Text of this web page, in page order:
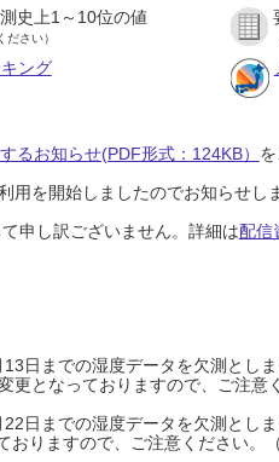
史上1～10位の値
ださい）
ング
るお知らせ(PDF形式：124KB）
用を開始しましたのでお知らせし
申し訳ございません。詳細は配信
日までの湿度データを欠測とし
となっておりますので、ご注意
日までの湿度データを欠測とし
おりますので、ご注意ください。